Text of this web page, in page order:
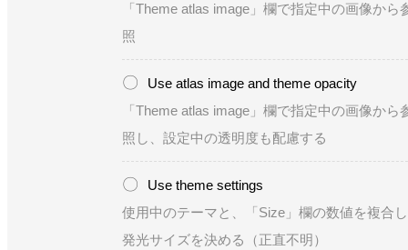
「Theme atlas image」欄で指定中の画像から
照
Use atlas image and theme opacity
「Theme atlas image」欄で指定中の画像から
照し、設定中の透明度も配慮する
Use theme settings
使用中のテーマと、「Size」欄の数値を複合
発光サイズを決める（正直不明）